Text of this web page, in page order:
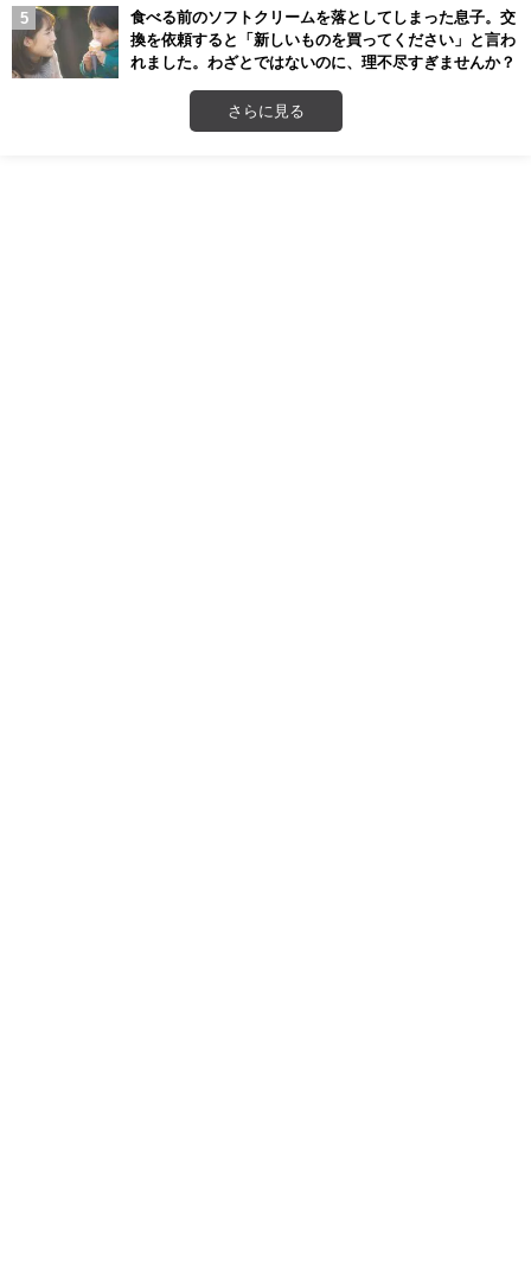
食べる前のソフトクリームを落としてしまった息子。交
換を依頼すると「新しいものを買ってください」と言わ
れました。わざとではないのに、理不尽すぎませんか？
さらに見る